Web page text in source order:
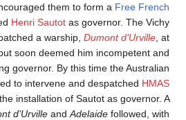
them to form aFree French
Henri Sautotas governor. The Vichy
a warship,Dumont d'Urville , at
soon deemed him incompetent and
governor. By this time the Australian
to intervene and despatchedHMAS
installation of Sautot as governor. A
d'UrvilleandAdelaidefollowed, with